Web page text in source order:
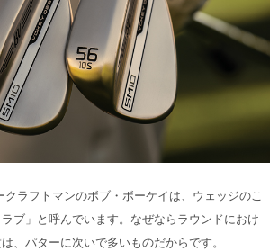
クラフトマンのボブ・ボーケイは、ウェッジのこ
ブ」と呼んでいます。なぜならラウンドにおけ
、パターに次いで多いものだからです。